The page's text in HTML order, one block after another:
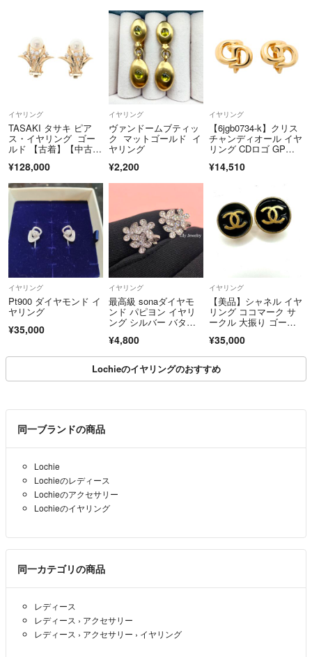
イヤリング
TASAKI タサキ ピア
ス・イヤリング ゴー
ルド 【古着】【中古】
¥128,000
イヤリング
ヴァンドームブティッ
ク マットゴールド イ
ヤリング
¥2,200
イヤリング
【6jgb0734-k】クリス
チャンディオール イヤ
リング CDロゴ GPメ
レディース
¥14,510
イヤリング
Pt900 ダイヤモンド イ
ヤリング
¥35,000
イヤリング
最高級 sonaダイヤモ
ンド パピヨン イヤリ
ング シルバー バタフ
ニア 金属アレルギー対
応
¥4,800
イヤリング
【美品】シャネル イヤ
リング ココマーク サ
ークル 大振り ゴール
¥35,000
Lochieのイヤリングのおすすめ
同一ブランドの商品
Lochie
Lochieのレディース
Lochieのアクセサリー
Lochieのイヤリング
同一カテゴリの商品
レディース
レディース › アクセサリー
レディース › アクセサリー › イヤリング